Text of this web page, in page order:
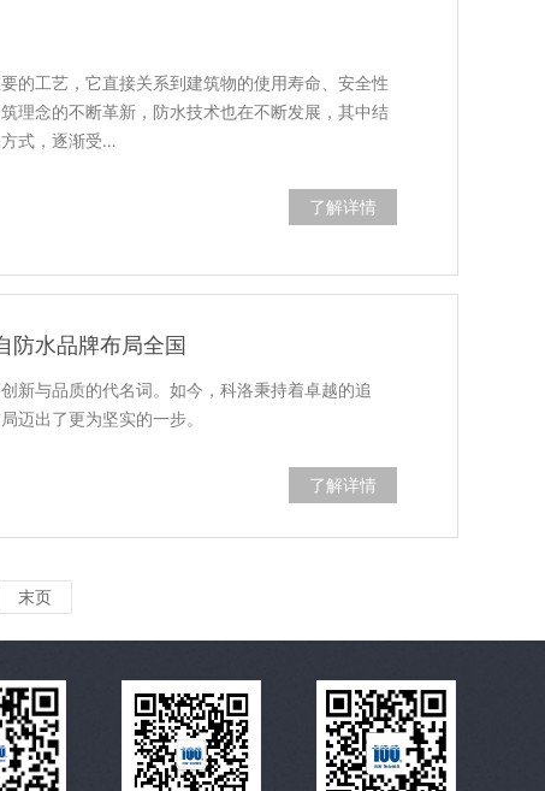
的工艺，它直接关系到建筑物的使用寿命、安全性
理念的不断革新，防水技术也在不断发展，其中结
式，逐渐受…
了解详情
防水品牌布局全国
新与品质的代名词。如今，科洛秉持着卓越的追
迈出了更为坚实的一步。
了解详情
末页